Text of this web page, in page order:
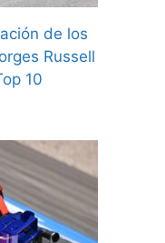
de los
Russell
10